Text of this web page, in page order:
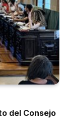
del Consejo